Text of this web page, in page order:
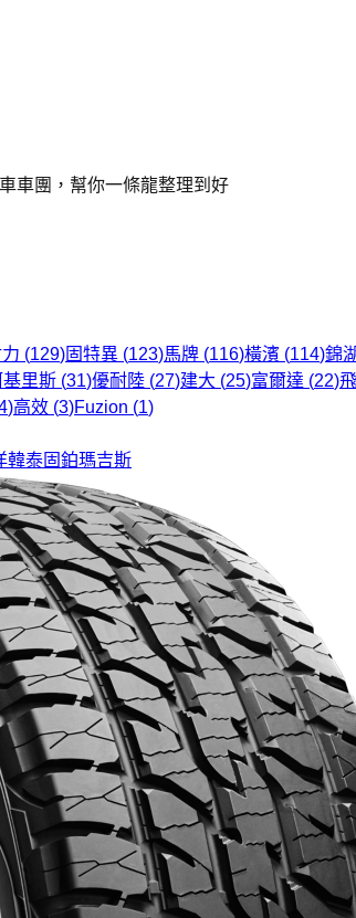
車團，幫你一條龍整理到好
(129)固特異 (123)馬牌 (116)橫濱 (114)錦
基里斯 (31)優耐陸 (27)建大 (25)富爾達 (22)
)高效 (3)Fuzion (1)
韓泰固鉑瑪吉斯